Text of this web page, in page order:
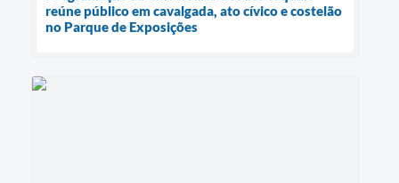
reúne público em cavalgada, ato cívico e costelão
no Parque de Exposições